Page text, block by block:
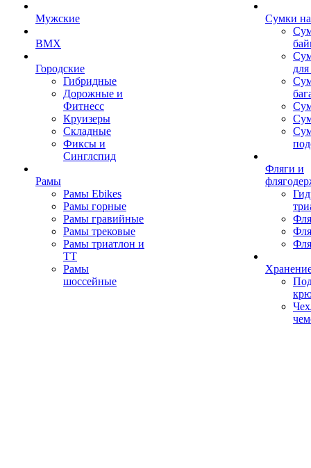
Мужские
BMX
Городские
Гибридные
Дорожные и
Фитнесс
Круизеры
Складные
Фиксы и
Синглспид
Рамы
Рамы Ebikes
Рамы горные
Рамы гравийные
Рамы трековые
Рамы триатлон и
ТТ
Рамы
шоссейные
Сумки
Фляги и